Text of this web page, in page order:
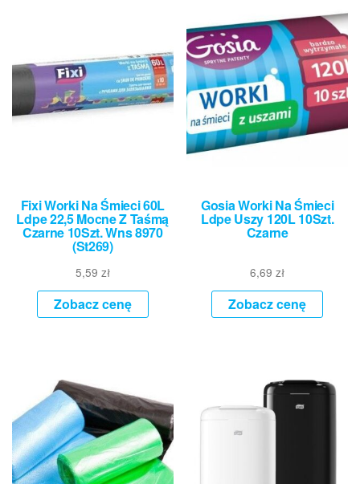
Fixi Worki Na Śmieci 60L
Ldpe 22,5 Mocne Z Taśmą
Czarne 10Szt. Wns 8970
(St269)
5,59 zł
Zobacz cenę
Gosia Worki Na Śmieci
Ldpe Uszy 120L 10Szt.
Czarne
6,69zł
Zobacz cenę